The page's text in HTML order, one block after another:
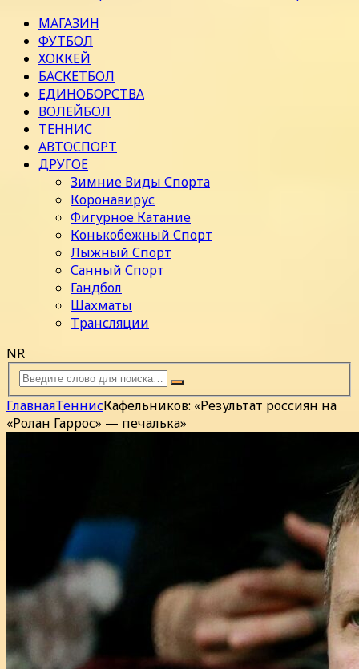
МАГАЗИН
ФУТБОЛ
ХОККЕЙ
БАСКЕТБОЛ
ЕДИНОБОРСТВА
ВОЛЕЙБОЛ
ТЕННИС
АВТОСПОРТ
ДРУГОЕ
Зимние Виды Спорта
Коронавирус
Фигурное Катание
Конькобежный Спорт
Лыжный Спорт
Санный Спорт
Гандбол
Шахматы
Трансляции
NR
ГлавнаяТеннисКафельников: «Результат россиян на
«Ролан Гаррос» — печалька»